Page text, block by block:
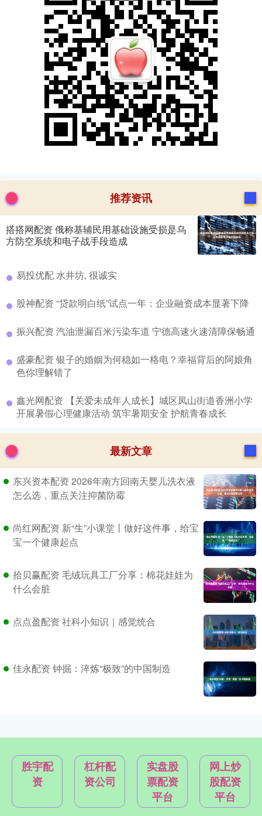
推荐资讯
搭搭网配资 俄称基辅民用基础设施受损是乌
方防空系统和电子战手段造成
​易投优配 水井坊, 很诚实
​股神配资 “贷款明白纸”试点一年：企业融资成本显著下降
​振兴配资 汽油泄漏百米污染车道 宁德高速火速清障保畅通
​盛豪配资 银子的婚姻为何稳如一格电？幸福背后的阿娘角
色你理解错了
​鑫光网配资 【关爱未成年人成长】城区凤山街道香洲小学
开展暑假心理健康活动 筑牢暑期安全 护航青春成长
最新文章
东兴资本配资 2026年南方回南天婴儿洗衣液
怎么选，重点关注抑菌防霉
尚红网配资 新“生”小课堂丨做好这件事，给宝
宝一个健康起点
拾贝赢配资 毛绒玩具工厂分享：棉花娃娃为
什么会脏
点点盈配资 社科小知识｜感觉统合
佳永配资 钟掘：淬炼“极致”的中国制造
胜宇配
资
杠杆配
资公司
实盘股
票配资
平台
网上炒
股配资
平台